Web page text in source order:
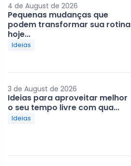
4 de August de 2026
Pequenas mudanças que
podem transformar sua rotina
hoje...
Ideias
3 de August de 2026
Ideias para aproveitar melhor
o seu tempo livre com qua...
Ideias